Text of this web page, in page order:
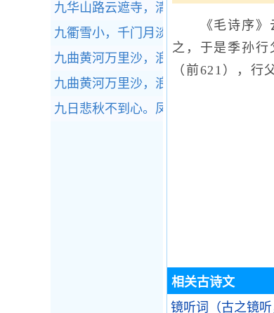
《毛诗序》云
之，于是季孙
（前621），
相关古诗文
镜听词（古之镜听
九华山路云遮寺，清弋江村柳拂桥。全
九衢雪小，千门月淡，元宵灯近。全诗
九曲黄河万里沙，浪淘风簸自天涯。全
九曲黄河万里沙，浪淘风簸自天涯。全
九日悲秋不到心。凤城歌管有新音。全